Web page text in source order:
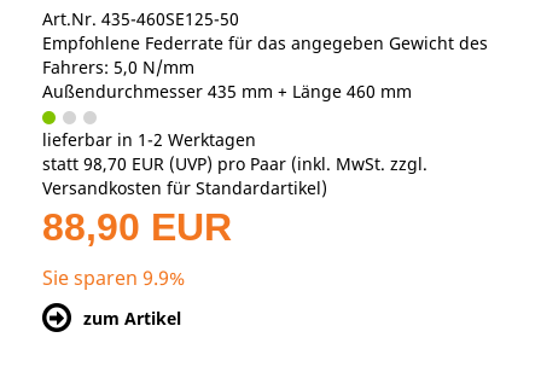
Art.Nr. 435-460SE125-50
Empfohlene Federrate für das angegeben Gewicht des
Fahrers: 5,0 N/mm
Außendurchmesser 435 mm + Länge 460 mm
lieferbar in 1-2 Werktagen
statt 98,70 EUR (UVP) pro Paar (inkl. MwSt. zzgl.
Versandkosten für Standardartikel)
88,90 EUR
Sie sparen 9.9%
zum Artikel